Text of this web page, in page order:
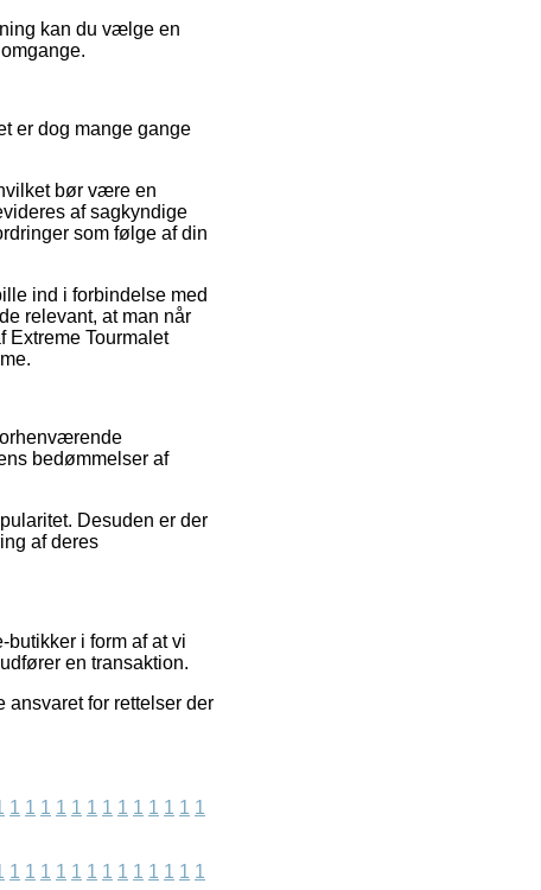
kan du vælge en
er dog mange gange
bør være en
af sagkyndige
som følge af din
ind i forbindelse med
relevant, at man når
Extreme Tourmalet
bedømmelser af
Desuden er der
af deres
i form af at vi
en transaktion.
for rettelser der
1 1 1 1 1 1 1 1 1 1 1 1 1
1 1 1 1 1 1 1 1 1 1 1 1 1